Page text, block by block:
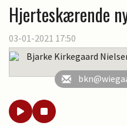
Hjerteskærende
03-01-2021 17:50
Bjarke Kirkegaard